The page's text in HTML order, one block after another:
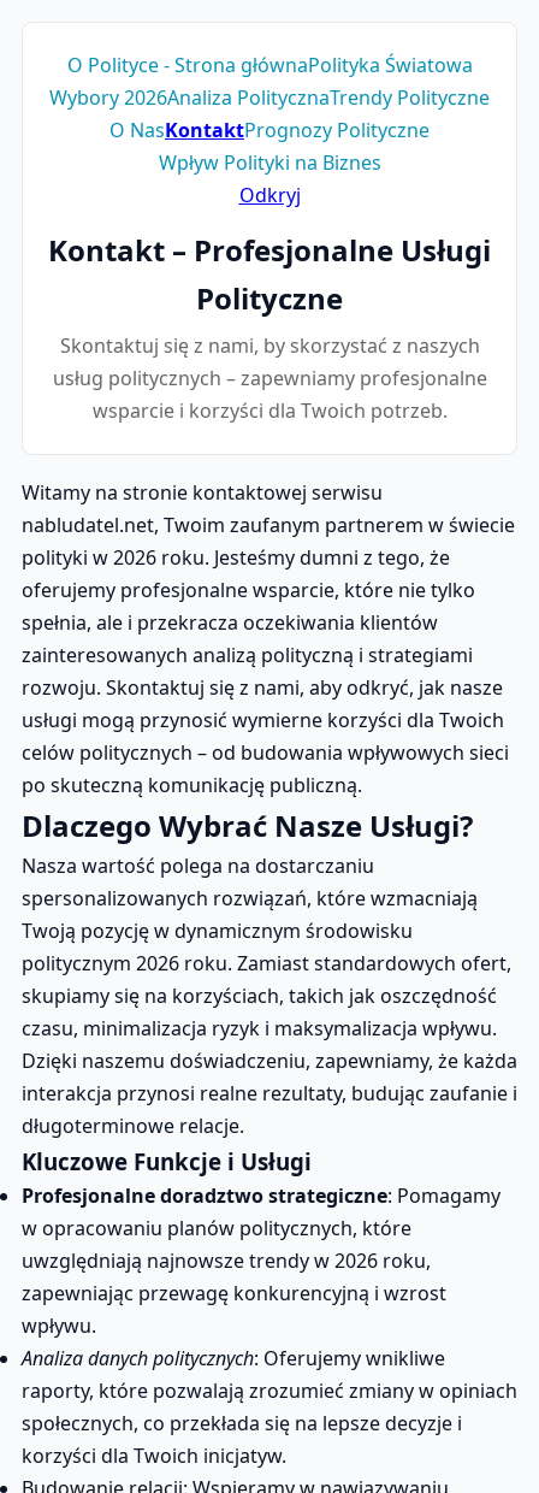
O Polityce - Strona głównaPolityka Światowa
Wybory 2026Analiza PolitycznaTrendy Polityczne
O NasKontaktPrognozy Polityczne
Wpływ Polityki na Biznes
Odkryj
Kontakt – Profesjonalne Usługi
Polityczne
Skontaktuj się z nami, by skorzystać z naszych
usług politycznych – zapewniamy profesjonalne
wsparcie i korzyści dla Twoich potrzeb.
Witamy na stronie kontaktowej serwisu
nabludatel.net, Twoim zaufanym partnerem w świecie
polityki w 2026 roku. Jesteśmy dumni z tego, że
oferujemy profesjonalne wsparcie, które nie tylko
spełnia, ale i przekracza oczekiwania klientów
zainteresowanych analizą polityczną i strategiami
rozwoju. Skontaktuj się z nami, aby odkryć, jak nasze
usługi mogą przynosić wymierne korzyści dla Twoich
celów politycznych – od budowania wpływowych sieci
po skuteczną komunikację publiczną.
Dlaczego Wybrać Nasze Usługi?
Nasza wartość polega na dostarczaniu
spersonalizowanych rozwiązań, które wzmacniają
Twoją pozycję w dynamicznym środowisku
politycznym 2026 roku. Zamiast standardowych ofert,
skupiamy się na korzyściach, takich jak oszczędność
czasu, minimalizacja ryzyk i maksymalizacja wpływu.
Dzięki naszemu doświadczeniu, zapewniamy, że każda
interakcja przynosi realne rezultaty, budując zaufanie i
długoterminowe relacje.
Kluczowe Funkcje i Usługi
Profesjonalne doradztwo strategiczne: Pomagamy
w opracowaniu planów politycznych, które
uwzględniają najnowsze trendy w 2026 roku,
zapewniając przewagę konkurencyjną i wzrost
wpływu.
Analiza danych politycznych: Oferujemy wnikliwe
raporty, które pozwalają zrozumieć zmiany w opiniach
społecznych, co przekłada się na lepsze decyzje i
korzyści dla Twoich inicjatyw.